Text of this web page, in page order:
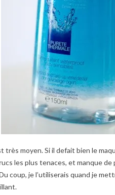
très moyen. Si il defait bien le
les plus tenaces, et manque
coup, je l’utiliserais quand je